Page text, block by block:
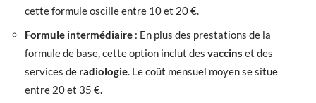
cette formule oscille entre 10 et 20 €.
Formule intermédiaire : En plus des prestations de la
formule de base, cette option inclut des vaccins et des
services de radiologie. Le coût mensuel moyen se situe
entre 20 et 35 €.